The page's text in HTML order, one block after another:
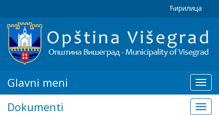
Ћирилица
Glavni
meni
Glavni meni
Dokumenti